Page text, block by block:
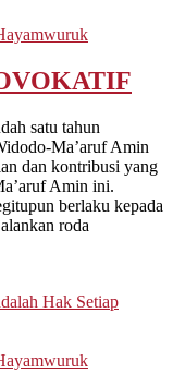
satu tahun
Ma’aruf Amin
dan kontribusi yang
Amin ini.
berlaku kepada
roda